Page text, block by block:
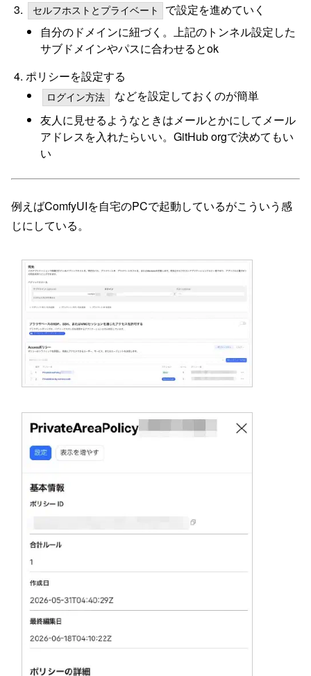
セルフホストとプライベート
で設定を進めていく
自分のドメインに紐づく。上記のトンネル設定した
サブドメインやパスに合わせるとok
ポリシーを設定する
ログイン方法
などを設定しておくのが簡単
友人に見せるようなときはメールとかにしてメール
アドレスを入れたらいい。GitHub orgで決めてもい
い
例えばComfyUIを自宅のPCで起動しているがこういう感
じにしている。